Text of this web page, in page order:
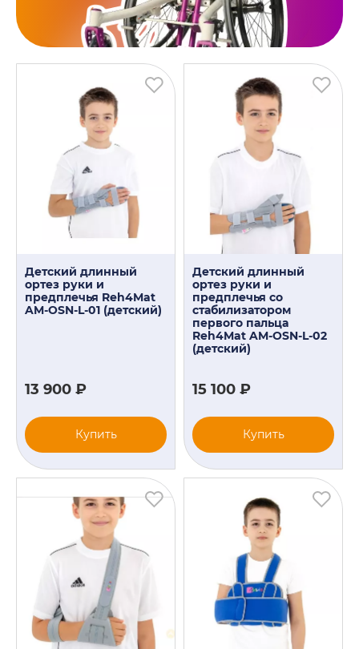
Детский длинный
ортез руки и
предплечья Reh4Mat
AM-OSN-L-01 (детский)
13 900 ₽
Купить
Детский длинный
ортез руки и
предплечья со
стабилизатором
первого пальца
Reh4Mat AM-OSN-L-02
(детский)
15 100 ₽
Купить